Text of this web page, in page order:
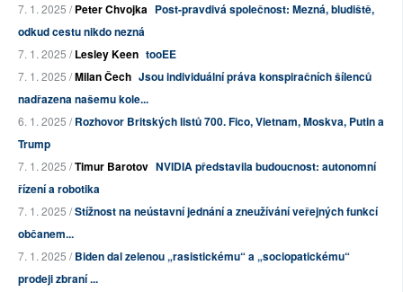
7. 1. 2025 /Peter Chvojka Post-pravdivá společnost: Mezná, bludiště,
odkud cestu nikdo nezná
7. 1. 2025 /Lesley Keen tooEE
7. 1. 2025 /Milan Čech Jsou individuální práva konspiračních šílenců
nadřazena našemu kole...
6. 1. 2025 /Rozhovor Britských listů 700. Fico, Vietnam, Moskva, Putin a
Trump
7. 1. 2025 /Timur Barotov NVIDIA představila budoucnost: autonomní
řízení a robotika
7. 1. 2025 /Stížnost na neústavní jednání a zneužívání veřejných funkcí
občanem...
7. 1. 2025 /Biden dal zelenou „rasistickému“ a „sociopatickému“
prodeji zbraní ...